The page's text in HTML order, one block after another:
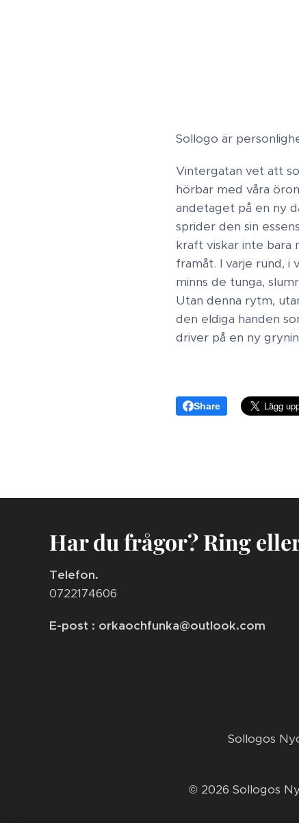
Sollogo är
Vintergatan vet att
hörbar med våra
andetaget på en ny
sprider den sin
kraft viskar inte bara
framåt. I varje rund, i
minns de tunga,
Utan denna rytm,
den eldiga handen
driver på en ny
Share
Har du frågor? Ring
Telefon.
0722174606
E-post : orkaochfunka@outlook.com
​Sollogos
© 2026 Sollogos